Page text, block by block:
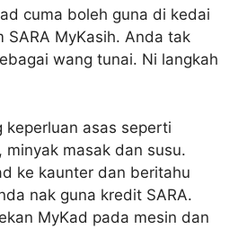
cuma boleh guna di kedai
SARA MyKasih. Anda tak
wang tunai. Ni langkah
keperluan asas seperti
minyak masak dan susu.
ke kaunter dan beritahu
nak guna kredit SARA.
MyKad pada mesin dan